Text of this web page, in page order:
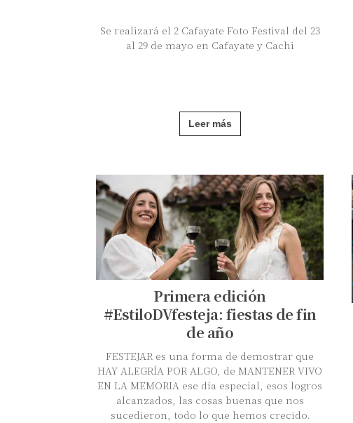
Se realizará el 2 Cafayate Foto Festival del 23
al 29 de mayo en Cafayate y Cachi
Leer más
Primera edición
#EstiloDVfesteja: fiestas de fin
de año
FESTEJAR es una forma de demostrar que
HAY ALEGRÍA POR ALGO, de MANTENER VIVO
EN LA MEMORIA ese día especial, esos logros
alcanzados, las cosas buenas que nos
sucedieron, todo lo que hemos crecido.